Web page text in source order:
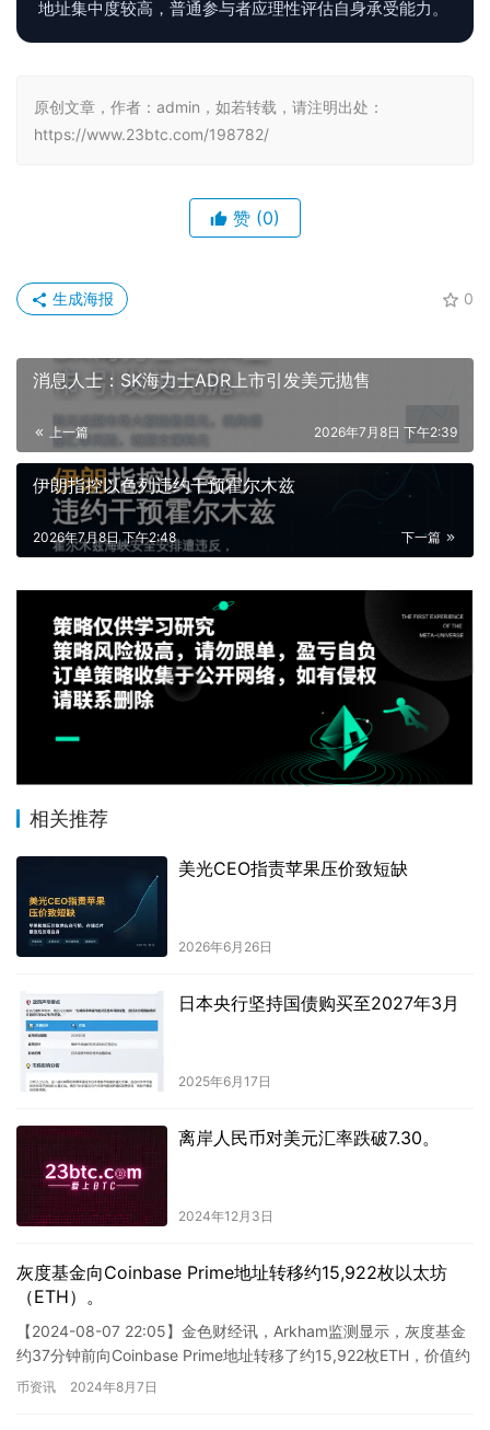
地址集中度较高，普通参与者应理性评估自身承受能力。
原创文章，作者：admin，如若转载，请注明出处：
https://www.23btc.com/198782/
赞 (0)
0
生成海报
消息人士：SK海力士ADR上市引发美元抛售
上一篇 2026年7月8日 下午2:39
伊朗指控以色列违约干预霍尔木兹
下一篇
2026年7月8日 下午2:48
相关推荐
美光CEO指责苹果压价致短缺
2026年6月26日
日本央行坚持国债购买至2027年3月
2025年6月17日
离岸人民币对美元汇率跌破7.30。
2024年12月3日
灰度基金向Coinbase Prime地址转移约15,922枚以太坊
（ETH）。
【2024-08-07 22:05】金色财经讯，Arkham监测显示，灰度基金
约37分钟前向Coinbase Prime地址转移了约15,922枚ETH，价值约
3,899万美元。 …
币资讯 2024年8月7日